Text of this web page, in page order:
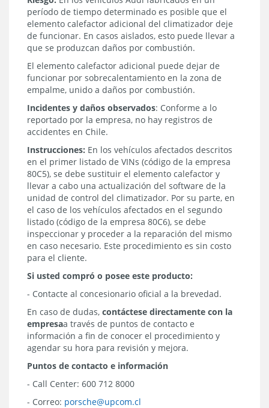
período de tiempo determinado es posible que el
elemento calefactor adicional del climatizador deje
de funcionar. En casos aislados, esto puede llevar a
que se produzcan daños por combustión.
El elemento calefactor adicional puede dejar de
funcionar por sobrecalentamiento en la zona de
empalme, unido a daños por combustión.
Incidentes y daños observados: Conforme a lo
reportado por la empresa, no hay registros de
accidentes en Chile.
Instrucciones: En los vehículos afectados descritos
en el primer listado de VINs (código de la empresa
80C5), se debe sustituir el elemento calefactor y
llevar a cabo una actualización del software de la
unidad de control del climatizador. Por su parte, en
el caso de los vehículos afectados en el segundo
listado (código de la empresa 80C6), se debe
inspeccionar y proceder a la reparación del mismo
en caso necesario. Este procedimiento es sin costo
para el cliente.
Si usted compró o posee este producto:
- Contacte al concesionario oficial a la brevedad.
En caso de dudas, contáctese directamente con la
empresaa través de puntos de contacto e
información a fin de conocer el procedimiento y
agendar su hora para revisión y mejora.
Puntos de contacto e información
- Call Center: 600 712 8000
- Correo: porsche@upcom.cl